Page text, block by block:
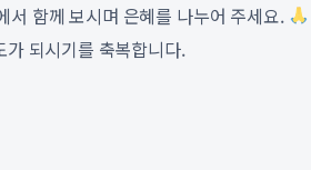
서 함께 보시며 은혜를 나누어 주세요.
되시기를 축복합니다.